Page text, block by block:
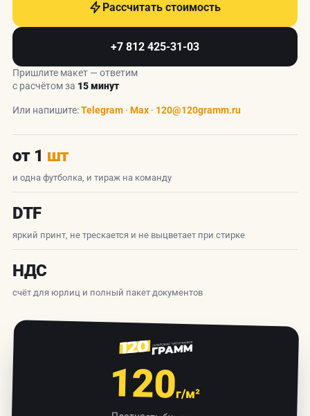
Рассчитать стоимость
+7 812 425-31-03
Пришлите макет — ответим
с расчётом за 15 минут
Или напишите:Telegram · Max · 120@120gramm.ru
от 1 шт
и одна футболка, и тираж на команду
DTF
яркий принт, не трескается и не выцветает при стирке
НДС
счёт для юрлиц и полный пакет документов
120г/м²